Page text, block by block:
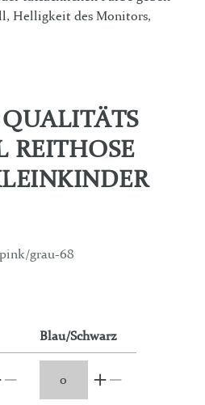
Helligkeit des Monitors,
REITHOSE
pink/grau-68
Blau/Schwarz